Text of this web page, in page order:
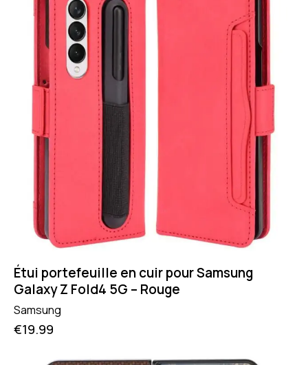
Étui portefeuille en cuir pour Samsung
Galaxy Z Fold4 5G – Rouge
Samsung
€19.99